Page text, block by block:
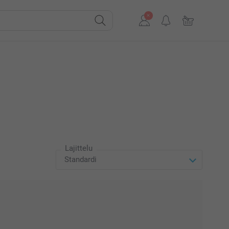
Lajittelu